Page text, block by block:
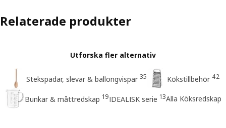
Relaterade produkter
Utforska fler alternativ
Stekspadar, slevar & ballongvispar 35 Kökstillbehör 42
Bunkar & måttredskap 19IDEALISK serie 13Alla Köksredskap